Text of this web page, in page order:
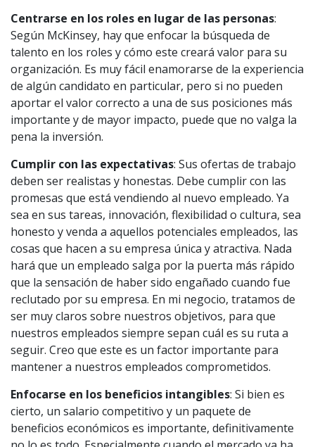
Centrarse en los roles en lugar de las personas:
Según McKinsey, hay que enfocar la búsqueda de
talento en los roles y cómo este creará valor para su
organización. Es muy fácil enamorarse de la experiencia
de algún candidato en particular, pero si no pueden
aportar el valor correcto a una de sus posiciones más
importante y de mayor impacto, puede que no valga la
pena la inversión.
Cumplir con las expectativas: Sus ofertas de trabajo
deben ser realistas y honestas. Debe cumplir con las
promesas que está vendiendo al nuevo empleado. Ya
sea en sus tareas, innovación, flexibilidad o cultura, sea
honesto y venda a aquellos potenciales empleados, las
cosas que hacen a su empresa única y atractiva. Nada
hará que un empleado salga por la puerta más rápido
que la sensación de haber sido engañado cuando fue
reclutado por su empresa. En mi negocio, tratamos de
ser muy claros sobre nuestros objetivos, para que
nuestros empleados siempre sepan cuál es su ruta a
seguir. Creo que este es un factor importante para
mantener a nuestros empleados comprometidos.
Enfocarse en los beneficios intangibles: Si bien es
cierto, un salario competitivo y un paquete de
beneficios económicos es importante, definitivamente